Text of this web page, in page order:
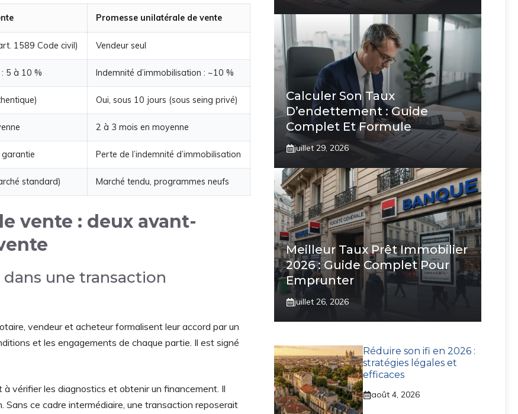
Promesse unilatérale de vente
1589 Code civil) Vendeur seul
5 à 10 % Indemnité d’immobilisation : ~10 %
Oui, sous 10 jours (sous seing privé)
2 à 3 mois en moyenne
Perte de l’indemnité d’immobilisation
standard) Marché tendu, programmes neufs
vente : deux avant-
une transaction
vendeur et acheteur formalisent leur accord par un
et les engagements de chaque partie. Il est signé
vérifier les diagnostics et obtenir un financement. Il
ce cadre intermédiaire, une transaction reposerait
Calculer Son Taux
D’endettement : Guide
Complet Et Formule
juillet 29, 2026
Meilleur Taux Prêt Immobilier
2026 : Guide Complet Pour
Emprunter
juillet 26, 2026
Réduire son ifi en 2026 :
stratégies légales et
efficaces
août 4, 2026